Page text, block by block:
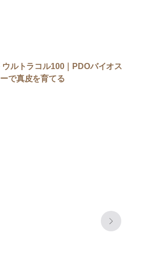
ルトラコル100｜PDOバイオス
で真皮を育てる